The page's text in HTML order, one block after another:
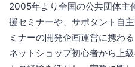
2005年より全国の公共団体主
援セミナーや、サポタント自
ミナーの開発企画運営に携わる
ネットショップ初心者から上